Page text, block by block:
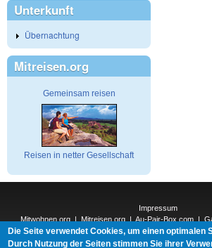
Unterkunft
Übernachtung
Mitreisen.org
Gemeinsam reisen
Reisen in netter Gesellschaft
Impressum
Mitwohnen.org | Mitreisen.org | Au-Pair-Box.com |
Under.org |Elderpair.com|
Interconnections-Verlag.de|Natur-und-Umwelt.org
Die Seite verwendet Cookies, um einen optimalen
Durch Nutzung der Seiten stimmen Sie ihrer